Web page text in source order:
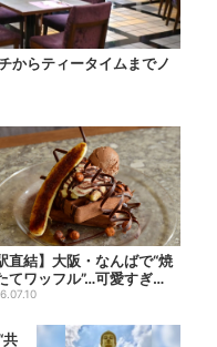
からティータイムまでノ
直結】大阪・なんばで“焼
てワッフル”…可愛すぎ
まちゃんアイス”と一...
共